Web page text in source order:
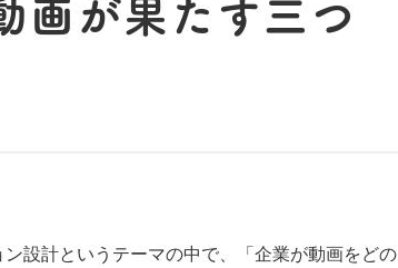
画が果たす三つ
設計というテーマの中で、「企業が動画をどの